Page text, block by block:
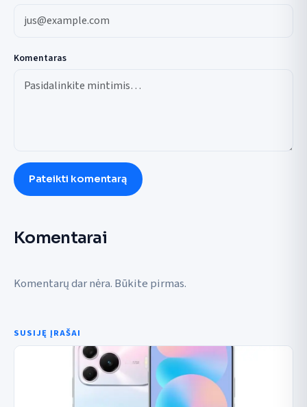
Komentaras
Pateikti komentarą
Komentarai
Komentarų dar nėra. Būkite pirmas.
SUSIJĘ ĮRAŠAI